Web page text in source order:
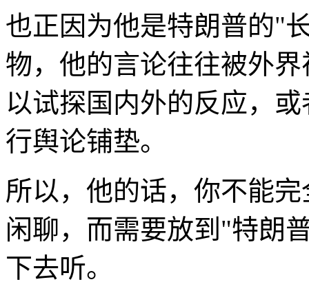
也正因为他是特朗普的"
物，他的言论往往被外
以试探国内外的反应，
行舆论铺垫。
所以，他的话，你不能
闲聊，而需要放到"特朗
下去听。